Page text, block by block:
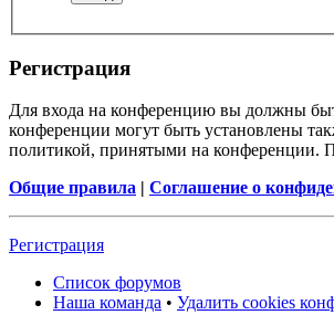
Регистрация
Для входа на конференцию вы должны
конференции могут быть установлены
политикой, принятыми на конференции.
Общие правила | Соглашение о
Регистрация
Список форумов
Наша команда • Удалить cookies